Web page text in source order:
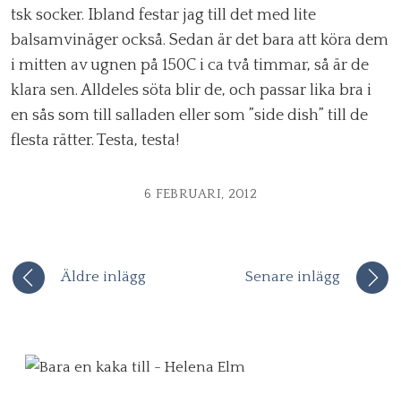
tsk socker. Ibland festar jag till det med lite
balsamvinäger också. Sedan är det bara att köra dem
i mitten av ugnen på 150C i ca två timmar, så är de
klara sen. Alldeles söta blir de, och passar lika bra i
en sås som till salladen eller som ”side dish” till de
flesta rätter. Testa, testa!
6 FEBRUARI, 2012
Äldre inlägg Senare inlägg